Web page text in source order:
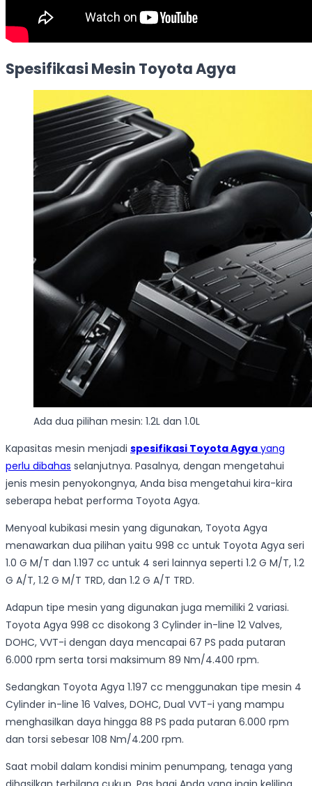
Spesifikasi Mesin Toyota Agya
Ada dua pilihan mesin: 1.2L dan 1.0L
Kapasitas mesin menjadi spesifikasi Toyota Agya yang
perlu dibahas selanjutnya. Pasalnya, dengan mengetahui
jenis mesin penyokongnya, Anda bisa mengetahui kira-kira
seberapa hebat performa Toyota Agya.
Menyoal kubikasi mesin yang digunakan, Toyota Agya
menawarkan dua pilihan yaitu 998 cc untuk Toyota Agya seri
1.0 G M/T dan 1.197 cc untuk 4 seri lainnya seperti 1.2 G M/T, 1.2
G A/T, 1.2 G M/T TRD, dan 1.2 G A/T TRD.
Adapun tipe mesin yang digunakan juga memiliki 2 variasi.
Toyota Agya 998 cc disokong 3 Cylinder in-line 12 Valves,
DOHC, VVT-i dengan daya mencapai 67 PS pada putaran
6.000 rpm serta torsi maksimum 89 Nm/4.400 rpm.
Sedangkan Toyota Agya 1.197 cc menggunakan tipe mesin 4
Cylinder in-line 16 Valves, DOHC, Dual VVT-i yang mampu
menghasilkan daya hingga 88 PS pada putaran 6.000 rpm
dan torsi sebesar 108 Nm/4.200 rpm.
Saat mobil dalam kondisi minim penumpang, tenaga yang